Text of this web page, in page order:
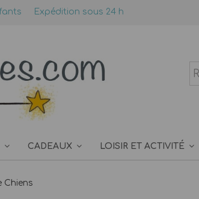
Expédition sous 24 h
CADEAUX LOISIR ET ACTIVITÉ
Chiens